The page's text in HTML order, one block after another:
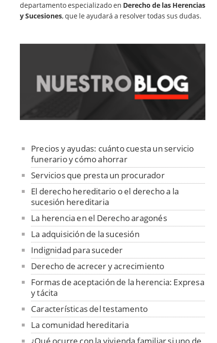
departamento especializado en Derecho de las Herencias
y Sucesiones, que le ayudará a resolver todas sus dudas.
Precios y ayudas: cuánto cuesta un servicio
funerario y cómo ahorrar
Servicios que presta un procurador
El derecho hereditario o el derecho a la
sucesión hereditaria
La herencia en el Derecho aragonés
La adquisición de la sucesión
Indignidad para suceder
Derecho de acrecer y acrecimiento
Formas de aceptación de la herencia: Expresa
y tácita
Características del testamento
La comunidad hereditaria
¿Qué ocurre con la vivienda familiar si uno de